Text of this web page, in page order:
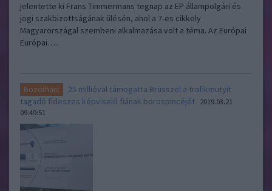
jelentette ki Frans Timmermans tegnap az EP állampolgári és
jogi szakbizottságának ülésén, ahol a 7-es cikkely
Magyarországal szembeni alkalmazása volt a téma. Az Európai
Európai…..
Bozótharc
25 millióval támogatta Brüsszel a trafikmutyit
tagadó fideszes képviselő fiának borospincéjét 2019.03.21
09:49:51